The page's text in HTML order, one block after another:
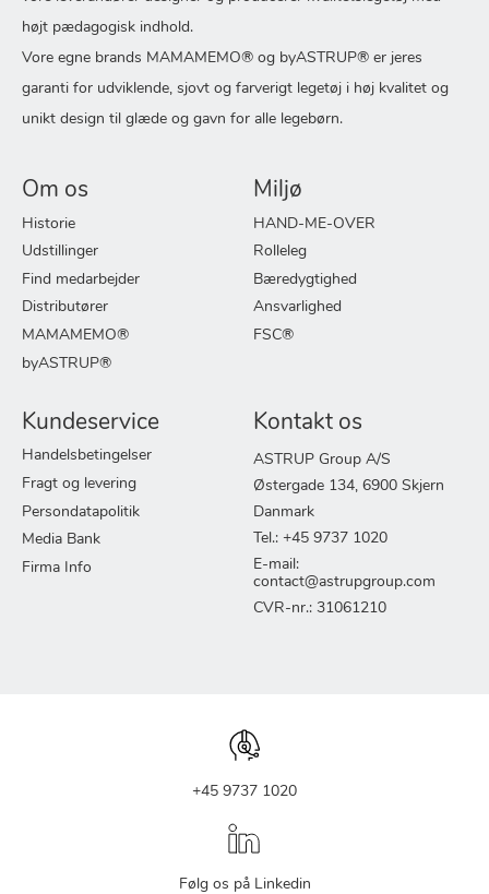
højt pædagogisk indhold.
Vore egne brands MAMAMEMO® og byASTRUP® er jeres
garanti for udviklende, sjovt og farverigt legetøj i høj kvalitet og
unikt design til glæde og gavn for alle legebørn.
Om os
Historie
Udstillinger
Find medarbejder
Distributører
MAMAMEMO®
byASTRUP®
Miljø
HAND-ME-OVER
Rolleleg
Bæredygtighed
Ansvarlighed
FSC®
Kundeservice
Handelsbetingelser
Fragt og levering
Persondatapolitik
Media Bank
Firma Info
Kontakt os
ASTRUP Group A/S
Østergade 134, 6900 Skjern
Danmark
Tel.: +45 9737 1020
E-mail:
contact@astrupgroup.com
CVR-nr.: 31061210
+45 9737 1020
Følg os på Linkedin